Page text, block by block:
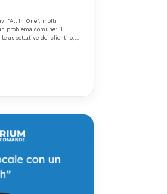
"All In One", molti
problema comune: il
aspettative dei clienti o,